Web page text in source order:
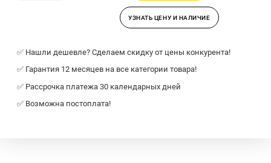
УЗНАТЬ ЦЕНУ И НАЛИЧИЕ
✅ Нашли дешевле? Сделаем скидку от цены конкурента!
✅ Гарантия 12 месяцев на все категории товара!
✅ Рассрочка платежа 30 календарных дней
✅ Возможна постоплата!